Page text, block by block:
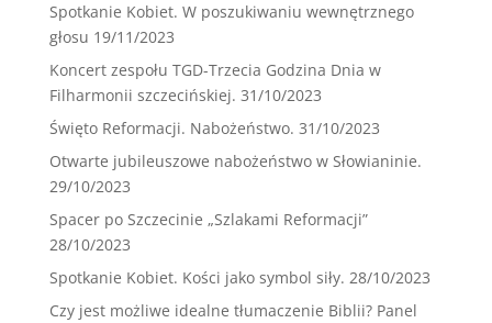
Spotkanie Kobiet. W poszukiwaniu wewnętrznego
głosu 19/11/2023
Koncert zespołu TGD-Trzecia Godzina Dnia w
Filharmonii szczecińskiej. 31/10/2023
Święto Reformacji. Nabożeństwo. 31/10/2023
Otwarte jubileuszowe nabożeństwo w Słowianinie.
29/10/2023
Spacer po Szczecinie „Szlakami Reformacji”
28/10/2023
Spotkanie Kobiet. Kości jako symbol siły. 28/10/2023
Czy jest możliwe idealne tłumaczenie Biblii? Panel